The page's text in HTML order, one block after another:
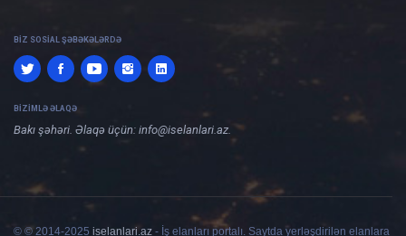
BIZ SOSIAL ŞƏBƏKƏLƏRDƏ
BIZIMLƏ ƏLAQƏ
Bakı şəhəri. Əlaqə üçün: info@iselanlari.az.
© © 2014-2025 iselanlari.az - İş elanları portalı. Saytda yerləşdirilən elanlara